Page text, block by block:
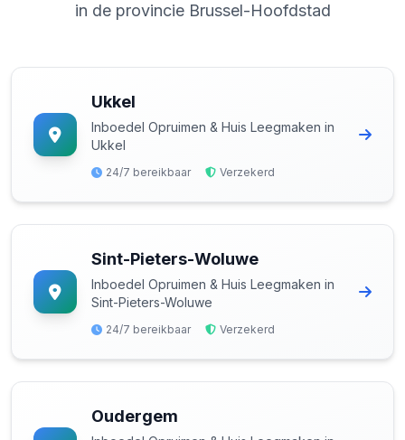
in de provincie Brussel-Hoofdstad
Ukkel
Inboedel Opruimen & Huis Leegmaken in
Ukkel
24/7 bereikbaar Verzekerd
Sint-Pieters-Woluwe
Inboedel Opruimen & Huis Leegmaken in
Sint-Pieters-Woluwe
24/7 bereikbaar Verzekerd
Oudergem